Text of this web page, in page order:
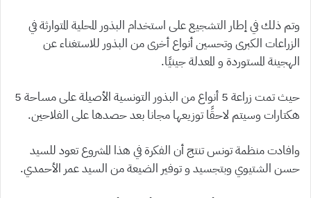
وتم ذلك في إطار التشجيع على استخدام البذور المحلية المتوارثة في
الزراعات الكبرى وتحسين أنواع أخرى من البذور للاستغناء عن
الهجينة المستوردة و المعدلة جينيًا.
حيث تمت زراعة 5 أنواع من البذور التونسية الأصيلة على مساحة 5
هكتارات وسيتم لاحقًا توزيعها مجانا بعد حصدها على الفلاحين.
وافادت منظمة تونس تنتج أن الفكرة في هذا المشروع تعود للسيد
حسن الشتيوي وبتجسيد و توفير الضيعة من السيد عمر الأحمدي.